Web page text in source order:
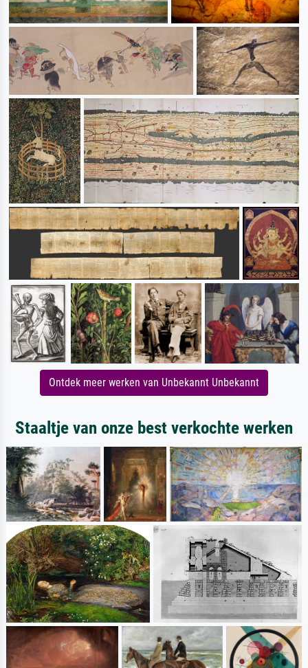
Ontdek meer werken van Unbekannt Unbekannt
Staaltje van onze best verkochte werken